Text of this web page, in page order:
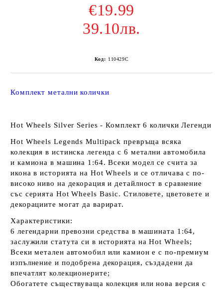
€19.99
39.10лв.
Код: 110429C
Комплект метални колички
Hot Wheels Silver Series - Комплект 6 колички Легенди
Hot Wheels Legends Multipack превръща всяка
колекция в истинска легенда с 6 метални автомобила
и камиона в машина 1:64. Всеки модел се счита за
икона в историята на Hot Wheels и се отличава с по-
високо ниво на декорация и детайлност в сравнение
със серията Hot Wheels Basic. Стиловете, цветовете и
декорациите могат да варират.
Характеристики:
6 легендарни превозни средства в машината 1:64,
заслужили статута си в историята на Hot Wheels;
Всеки метален автомобил или камион е с по-премиум
изпълнение и подобрена декорация, създадени да
впечатлят колекционерите;
Обогатете съществуваща колекция или нова версия с